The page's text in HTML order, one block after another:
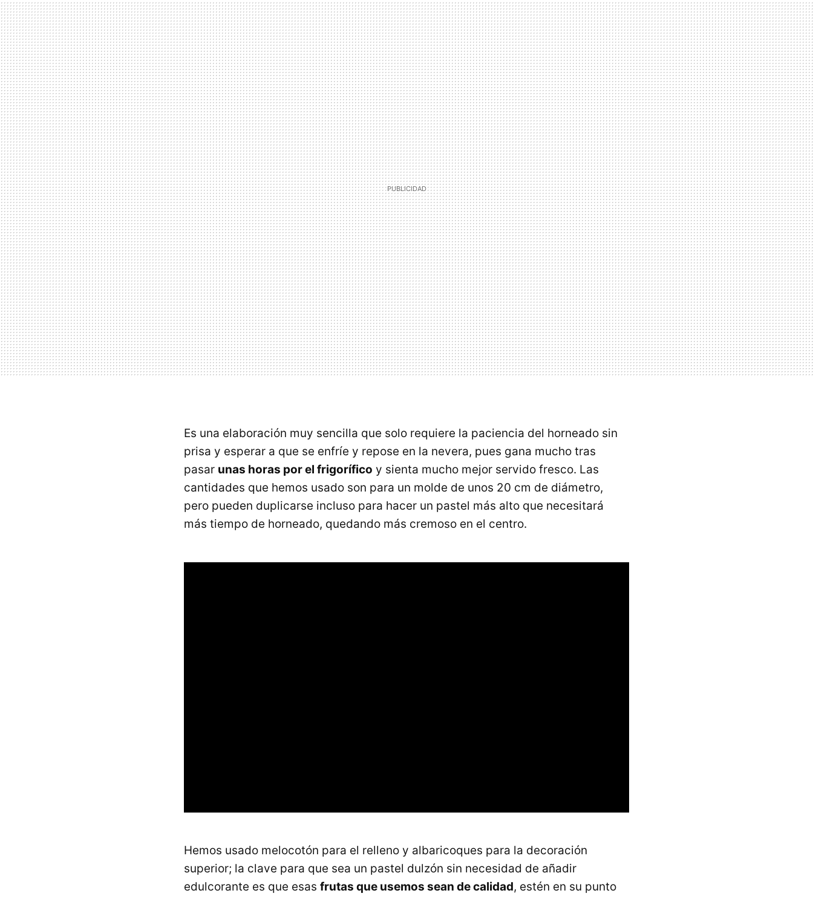
Es una elaboración muy sencilla que solo requiere la paciencia del horneado sin
prisa y esperar a que se enfríe y repose en la nevera, pues gana mucho tras
pasar unas horas por el frigorífico y sienta mucho mejor servido fresco. Las
cantidades que hemos usado son para un molde de unos 20 cm de diámetro,
pero pueden duplicarse incluso para hacer un pastel más alto que necesitará
más tiempo de horneado, quedando más cremoso en el centro.
Hemos usado melocotón para el relleno y albaricoques para la decoración
superior; la clave para que sea un pastel dulzón sin necesidad de añadir
edulcorante es que esas frutas que usemos sean de calidad, estén en su punto